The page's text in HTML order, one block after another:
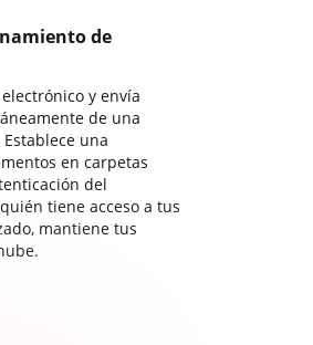
de
y envía
de una
una
en carpetas
del
tiene acceso a tus
mantiene tus